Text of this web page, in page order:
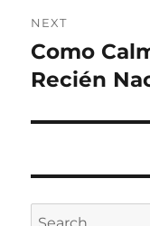
NEXT
Next
post:
Como
Recién
Search